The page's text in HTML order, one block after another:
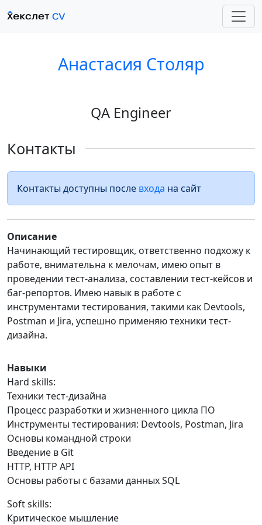
Анастасия Столяр
QA Engineer
Контакты
Контакты доступны после входа на сайт
Описание
Начинающий тестировщик, ответственно подхожу к
работе, внимательна к мелочам, имею опыт в
проведении тест-анализа, составлении тест-кейсов и
баг-репортов. Имею навык в работе с
инструментами тестирования, такими как Devtools,
Postman и Jira, успешно применяю техники тест-
дизайна.
Навыки
Hard skills:
Техники тест-дизайна
Процесс разработки и жизненного цикла ПО
Инструменты тестирования: Devtools, Postman, Jira
Основы командной строки
Введение в Git
HTTP, HTTP API
Основы работы с базами данных SQL
Soft skills:
Критическое мышление